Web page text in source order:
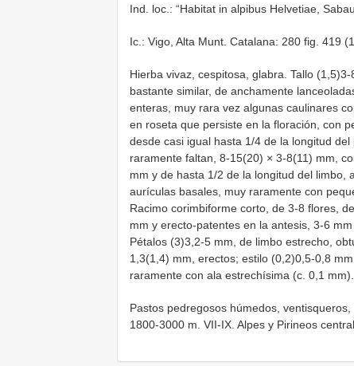
Ind. loc.: “Habitat in alpibus Helvetiae,
Ic.: Vigo, Alta Munt. Catalana: 280 fig. 419
Hierba vivaz, cespitosa, glabra. Tallo
bastante similar, de anchamente
enteras, muy rara vez algunas caulinares
en roseta que persiste en la floración, con
desde casi igual hasta 1/4 de la longitud
raramente faltan, 8-15(20) × 3-8(11) mm,
mm y de hasta 1/2 de la longitud del limbo,
aurículas basales, muy raramente con
Racimo corimbiforme corto, de 3-8 flores,
mm y erecto-patentes en la antesis, 3-6
Pétalos (3)3,2-5 mm, de limbo estrecho,
1,3(1,4) mm, erectos; estilo (0,2)0,5-0,8
raramente con ala estrechísima (c. 0,1
Pastos pedregosos húmedos,
1800-3000 m. VII-IX. Alpes y Pirineos